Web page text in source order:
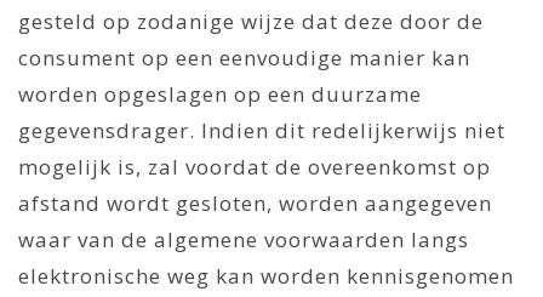
gesteld op zodanige wijze dat deze door de
consument op een eenvoudige manier kan
worden opgeslagen op een duurzame
gegevensdrager. Indien dit redelijkerwijs niet
mogelijk is, zal voordat de overeenkomst op
afstand wordt gesloten, worden aangegeven
waar van de algemene voorwaarden langs
elektronische weg kan worden kennisgenomen